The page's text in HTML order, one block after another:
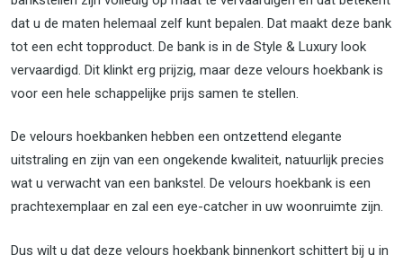
dat u de maten helemaal zelf kunt bepalen. Dat maakt deze bank
tot een echt topproduct. De bank is in de Style & Luxury look
vervaardigd. Dit klinkt erg prijzig, maar deze velours hoekbank is
voor een hele schappelijke prijs samen te stellen.
De velours hoekbanken hebben een ontzettend elegante
uitstraling en zijn van een ongekende kwaliteit, natuurlijk precies
wat u verwacht van een bankstel. De velours hoekbank is een
prachtexemplaar en zal een eye-catcher in uw woonruimte zijn.
Dus wilt u dat deze velours hoekbank binnenkort schittert bij u in